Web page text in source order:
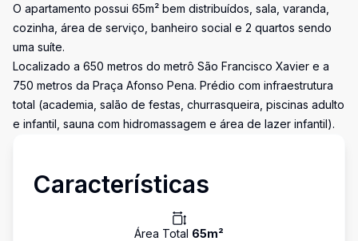
O apartamento possui 65m² bem distribuídos, sala, varanda,
cozinha, área de serviço, banheiro social e 2 quartos sendo
uma suíte.
Localizado a 650 metros do metrô São Francisco Xavier e a
750 metros da Praça Afonso Pena. Prédio com infraestrutura
total (academia, salão de festas, churrasqueira, piscinas adulto
e infantil, sauna com hidromassagem e área de lazer infantil).
Características
Área Total 65m²